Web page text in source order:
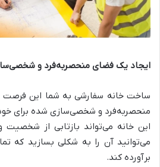
ایجاد یک فضای منحصربه‌فرد و
ساخت خانه سفارشی به شما این فرصت
منحصربه‌فرد و شخصی‌سازی شده برای خود
این خانه می‌تواند بازتابی از
می‌توانید آن را به شکلی بسازید که
برآورده کند.